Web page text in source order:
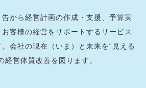
から経営計画の作成・支援、予算実
客様の経営をサポートするサービス
会社の現在（いま）と未来を“見える
経営体質改善を図ります。